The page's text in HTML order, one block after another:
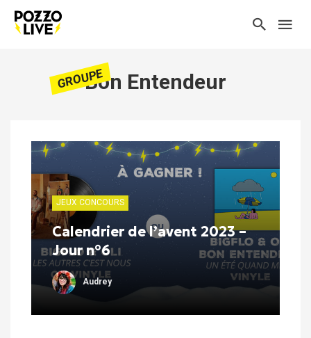
GROUPEBon Entendeur
JEUX CONCOURS
Calendrier de l’avent 2023 –
Jour n°6
Audrey